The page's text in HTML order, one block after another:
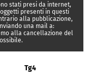
stati presi da internet,
presenti in questi
alla pubblicazione,
una mail a:
alla cancellazione del
Tg4